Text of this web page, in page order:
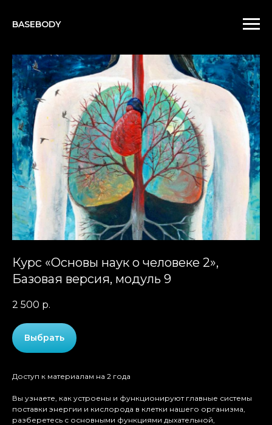
BASEBODY
Курс «Основы наук о человеке 2»,
Базовая версия, модуль 9
2 500 р.
Выбрать
Доступ к материалам на 2 года
Вы узнаете, как устроены и функционируют главные системы
поставки энергии и кислорода в клетки нашего организма,
разберетесь с основными функциями дыхательной,